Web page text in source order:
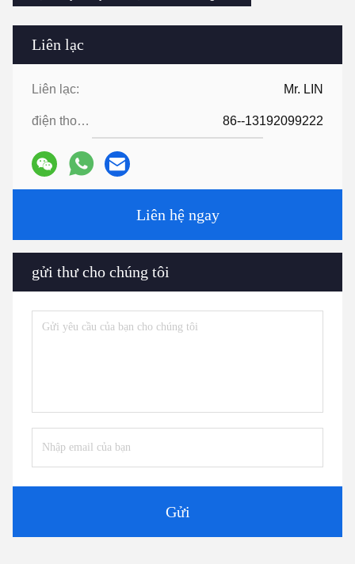
Liên lạc
Liên lạc: Mr. LIN
điện thoại: 86--13192099222
Liên hệ ngay
gửi thư cho chúng tôi
Gửi